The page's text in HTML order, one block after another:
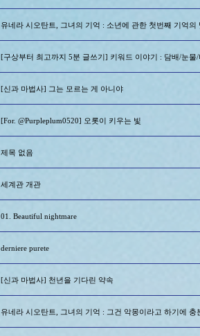
유네라 시오탄트, 그녀의 기억 : 소년에 관한 첫번째 기억의
[구상부터 최고까지 5분 글쓰기] 키워드 이야기 : 담배/눈물
[신과 마법사] 그는 모르는 게 아니야
[For. @Purpleplum0520] 오롯이 키우는 빛
제목 없음
세계관 개관
01. Beautiful nightmare
derniere purete
[신과 마법사] 천년을 기다린 약속
유네라 시오탄트, 그녀의 기억 : 그건 악몽이라고 하기에 충